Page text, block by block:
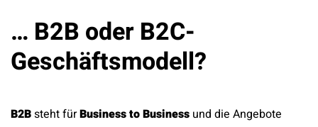
… B2B oder B2C-
Geschäftsmodell?
B2Bsteht fürBusiness to Business und die Angebote